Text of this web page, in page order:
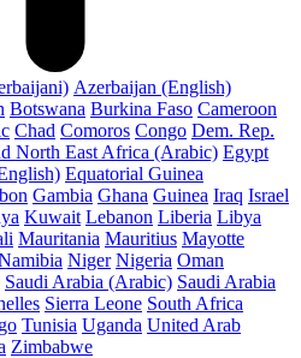
Azerbaijan (English)
Botswana Burkina Faso Cameroon
Chad Comoros Congo Dem. Rep.
North East Africa (Arabic) Egypt
Equatorial Guinea
Gambia Ghana Guinea Iraq Israel
Kuwait Lebanon Liberia Libya
Mauritania Mauritius Mayotte
Niger Nigeria Oman
Saudi Arabia (Arabic) Saudi Arabia
Sierra Leone South Africa
Tunisia Uganda United Arab
Zimbabwe